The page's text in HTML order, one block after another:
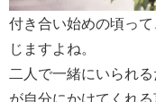
付き合い始めの頃っ
じますよね。
二人で一緒にいられ
が自分にかけてくれ